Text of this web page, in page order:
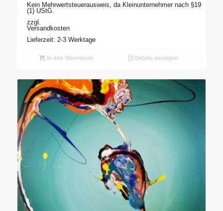
Kein Mehrwertsteuerausweis, da Kleinunternehmer nach §19
(1) UStG.
zzgl.
Versandkosten
Lieferzeit: 2-3 Werktage
In den Warenkorb Details anzeigen